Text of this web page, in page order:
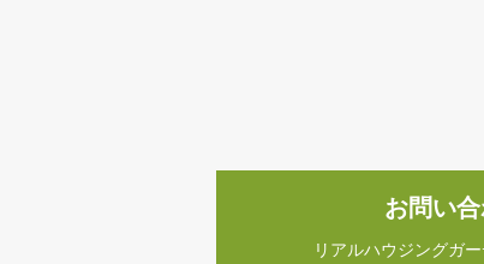
お問い
リアルハウジングガ